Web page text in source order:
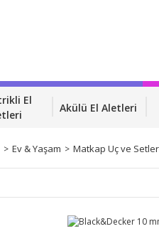
El
Akülü El Aletleri
Ev & Yaşam Matkap Uç ve